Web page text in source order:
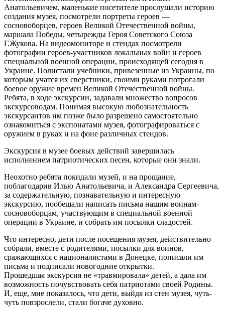
Анатольевичем, маленькие посетителе прослушали историю
создания музея, посмотрели портреты героев —
сосновоборцев, героев Великой Отечественной войны,
маршала Победы, четырежды Героя Советского Союза
Г.Жукова. На видеомониторе и стендах посмотрели
фотографии героев-участников локальных войн и героев
специальной военной операции, происходящей сегодня в
Украине. Полистали учебники, привезенные из Украины, по
которым учатся их сверстники, своими руками потрогали
боевое оружие времен Великой Отечественной войны.
Ребята, в ходе экскурсии, задавали множество вопросов
экскурсоводам. Понимая высокую любознательность
экскурсантов им позже было разрешено самостоятельно
ознакомиться с экспонатами музея, фотографироваться с
оружием в руках и на фоне различных стендов.
Экскурсия в музее боевых действий завершилась
исполнением патриотических песен, которые они знали.
Неохотно ребята покидали музей, и на прощание,
поблагодарив Илью Анатольевича, и Александра Сергеевича,
за содержательную, познавательную и интересную
экскурсию, пообещали написать письма нашим воинам-
сосновоборцам, участвующим в специальной военной
операции в Украине, и собрать им посылки сладостей.
Что интересно, дети после посещения музея, действительно
собрали, вместе с родителями, посылки для воинов,
сражающихся с националистами в Донецке, пописали им
письма и подписали новогодние открытки.
Прошедшая экскурсия не «травмировала» детей, а дала им
возможность почувствовать себя патриотами своей Родины.
И, еще, мне показалось, что дети, выйдя из стен музея, чуть-
чуть повзрослели, стали богаче духовно.